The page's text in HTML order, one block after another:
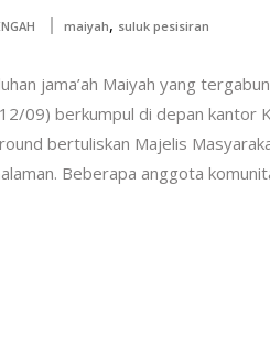
maiyah, suluk pesisiran
jama’ah Maiyah yang
09) berkumpul di depan kantor
bertuliskan Majelis
Beberapa anggota